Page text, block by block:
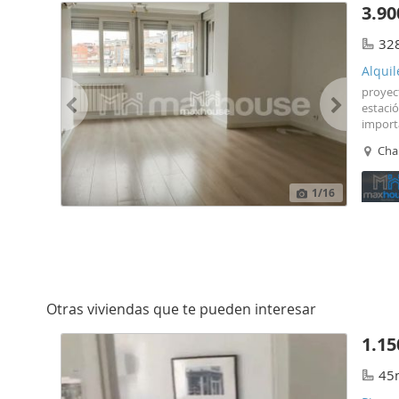
1/16
L7 y
L10)
(L10)
Otras viviendas que te pueden interesar